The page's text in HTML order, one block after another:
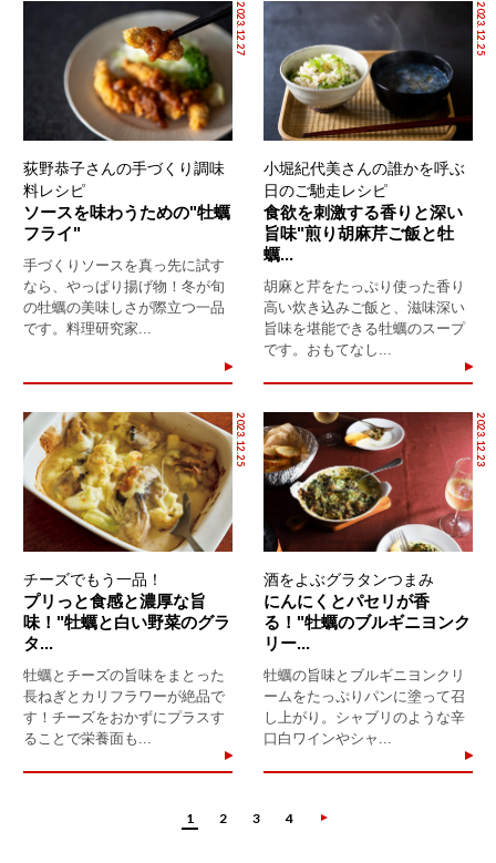
2023.12.27
荻野恭子さんの手づくり調味
料レシピ
ソースを味わうための"牡蠣
フライ"
手づくりソースを真っ先に試す
なら、やっぱり揚げ物！冬が旬
の牡蠣の美味しさが際立つ一品
です。料理研究家...
2023.12.25
小堀紀代美さんの誰かを呼ぶ
日のご馳走レシピ
食欲を刺激する香りと深い
旨味"煎り胡麻芹ご飯と牡
蠣...
胡麻と芹をたっぷり使った香り
高い炊き込みご飯と、滋味深い
旨味を堪能できる牡蠣のスープ
です。おもてなし...
2023.12.25
チーズでもう一品！
プリっと食感と濃厚な旨
味！"牡蠣と白い野菜のグラ
タ...
牡蠣とチーズの旨味をまとった
長ねぎとカリフラワーが絶品で
す！チーズをおかずにプラスす
ることで栄養面も...
2023.12.23
酒をよぶグラタンつまみ
にんにくとパセリが香
る！"牡蠣のブルギニヨンク
リー...
牡蠣の旨味とブルギニヨンクリ
ームをたっぷりパンに塗って召
し上がり。シャブリのような辛
口白ワインやシャ...
1 2 3 4